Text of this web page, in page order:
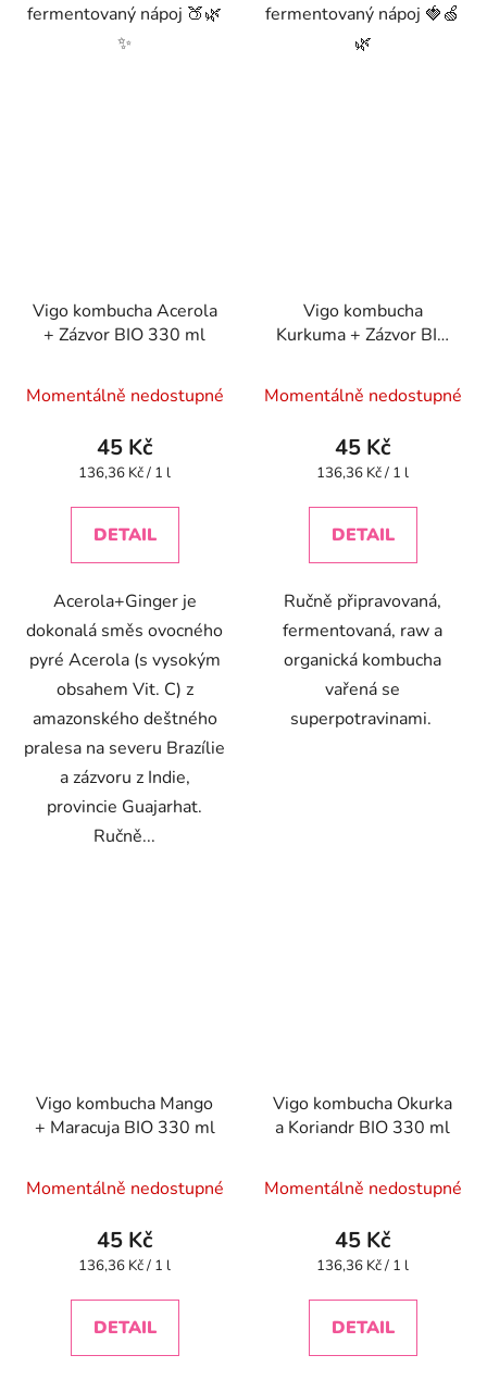
fermentovaný nápoj 🍑🌿
✨
fermentovaný nápoj 🍓🍏
🌿
Vigo kombucha Acerola
+ Zázvor BIO 330 ml
Momentálně nedostupné
45 Kč
Měrná
136,36 Kč / 1 l
DETAIL
Acerola+Ginger je
dokonalá směs ovocného
pyré Acerola (s vysokým
obsahem Vit. C) z
amazonského deštného
pralesa na severu Brazílie
a zázvoru z Indie,
provincie Guajarhat.
Ručně...
Vigo kombucha
Kurkuma + Zázvor BIO
Momentálně nedostupné
45 Kč
Měrná
136,36 Kč / 1 l
DETAIL
Ručně připravovaná,
fermentovaná, raw a
organická kombucha
vařená se
superpotravinami.
Vigo kombucha Mango
+ Maracuja BIO 330 ml
Momentálně nedostupné
45 Kč
Měrná
136,36 Kč / 1 l
DETAIL
Vigo kombucha Okurka
a Koriandr BIO 330 ml
Momentálně nedostupné
45 Kč
Měrná
136,36 Kč / 1 l
DETAIL